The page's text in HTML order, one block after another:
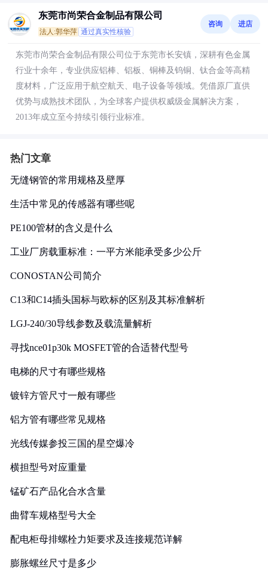
东莞市尚荣合金制品有限公司
法人:郭华萍 通过真实性核验
咨询 进店
东莞市尚荣合金制品有限公司位于东莞市长安镇，深耕有色金属
行业十余年，专业供应铝棒、铝板、铜棒及钨铜、钛合金等高精
度材料，广泛应用于航空航天、电子设备等领域。凭借原厂直供
优势与成熟技术团队，为全球客户提供权威级金属解决方案，
2013年成立至今持续引领行业标准。
热门文章
无缝钢管的常用规格及壁厚
生活中常见的传感器有哪些呢
PE100管材的含义是什么
工业厂房载重标准：一平方米能承受多少公斤
CONOSTAN公司简介
C13和C14插头国标与欧标的区别及其标准解析
LGJ-240/30导线参数及载流量解析
寻找nce01p30k MOSFET管的合适替代型号
电梯的尺寸有哪些规格
镀锌方管尺寸一般有哪些
铝方管有哪些常见规格
光线传媒参投三国的星空爆冷
横担型号对应重量
锰矿石产品化合水含量
曲臂车规格型号大全
配电柜母排螺栓力矩要求及连接规范详解
膨胀螺丝尺寸是多少